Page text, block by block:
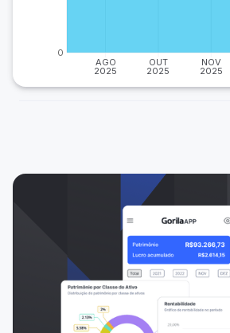
AGO
2025
OUT
2025
NOV
2025
0